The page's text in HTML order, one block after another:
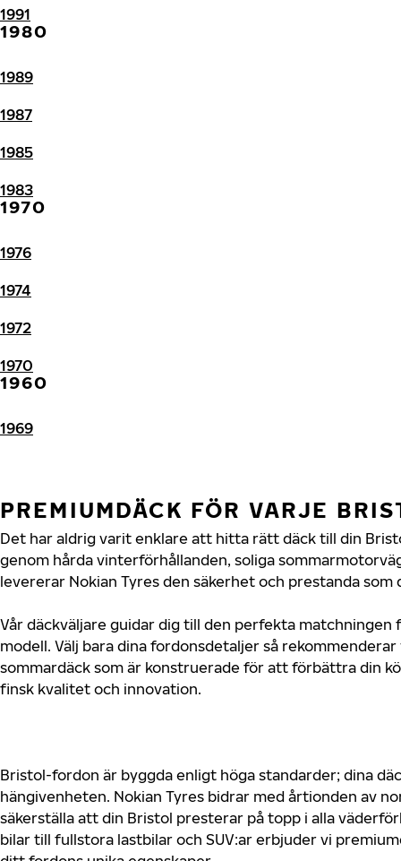
1991
1980
1989
1987
1985
1983
1970
1976
1974
1972
1970
1960
1969
PREMIUMDÄCK FÖR VARJE
Det har aldrig varit enklare att hitta rätt däck till din
genom hårda vinterförhållanden, soliga
levererar Nokian Tyres den säkerhet och prestanda
Vår däckväljare guidar dig till den perfekta matchningen
modell. Välj bara dina fordonsdetaljer så
sommardäck som är konstruerade för att förbättra din
finsk kvalitet och innovation.
Bristol-fordon är byggda enligt höga standarder; dina
hängivenheten. Nokian Tyres bidrar med årtionden av
säkerställa att din Bristol presterar på topp i alla
bilar till fullstora lastbilar och SUV:ar erbjuder vi